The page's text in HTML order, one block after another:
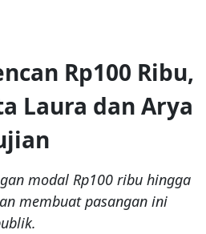
Rp100 Ribu,
Laura dan Arya
modal Rp100 ribu hingga
membuat pasangan ini